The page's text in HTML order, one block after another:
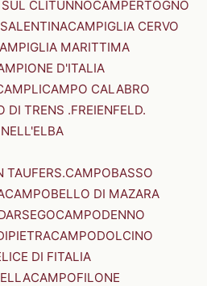
CLITUNNOCAMPERTOGNO
CAMPIGLIA CERVO
MARITTIMA
D'ITALIA
CAMPO CALABRO
DI TRENS .FREIENFELD.
TAUFERS.CAMPOBASSO
CAMPOBELLO DI MAZARA
CAMPODENNO
CAMPODOLCINO
DI FITALIA
CAMPOFILONE